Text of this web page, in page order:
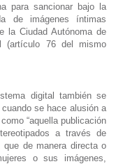
para sancionar bajo la
de imágenes íntimas
la Ciudad Autónoma de
(artículo 76 del mismo
digital también se
se hace alusión a
“aquella publicación
a través de
que de manera directa o
o sus imágenes,